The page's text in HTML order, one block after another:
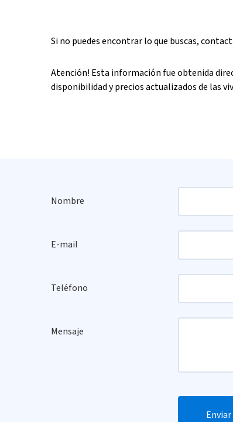
Si no puedes encontrar lo que buscas,
Atención! Esta información fue obtenida
disponibilidad y precios actualizados de las
Nombre
E-mail
Teléfono
Mensaje
Enviar